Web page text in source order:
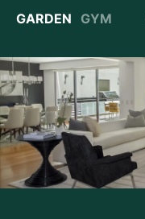
GARDEN GYM